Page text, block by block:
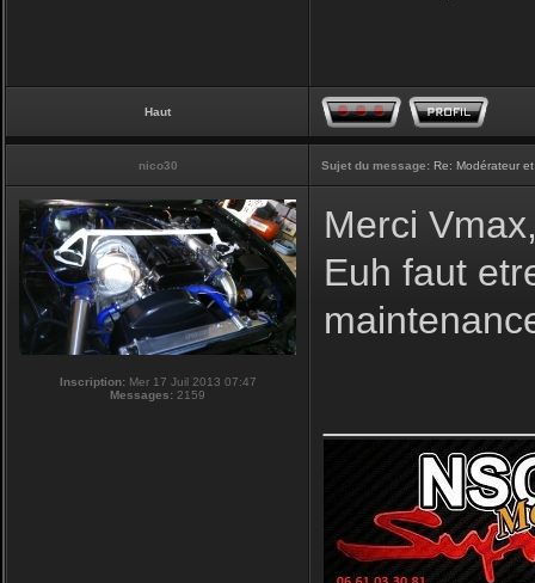
Haut
nico30 Sujet du message: Re: Modérateur
Inscription:Mer 17 Juil 2013 07:47
Messages: 2159
Merci
Euh faut